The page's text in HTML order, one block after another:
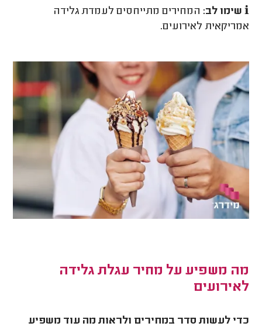
ℹ️ שימו לב: המחירים מתייחסים לעמדת גלידה
אמריקאית לאירועים.
מה משפיע על מחיר עגלת גלידה
לאירועים
כדי לעשות סדר במחירים ולראות מה עוד משפיע